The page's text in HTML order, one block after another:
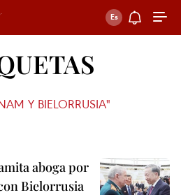
Y BIELORRUSIA"
aboga por
Bielorrusia